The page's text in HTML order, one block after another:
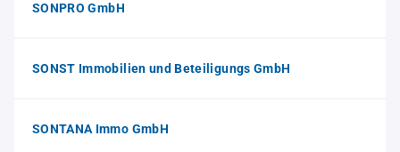
SONPRO GmbH
SONST Immobilien und Beteiligungs GmbH
SONTANA Immo GmbH